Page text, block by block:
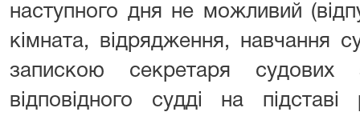
наступного дня не можливий
кімната, відрядження, навчання
запискою секретаря судових
відповідного судді на